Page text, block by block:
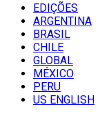
EDIÇÕES
ARGENTINA
BRASIL
CHILE
GLOBAL
MÉXICO
PERU
US ENGLISH